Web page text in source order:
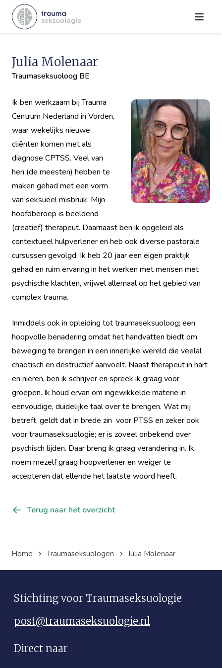
Menu
Julia Molenaar
Traumaseksuoloog BE
Ik ben werkzaam bij Trauma
Centrum Nederland in Vorden,
waar wekelijks nieuwe
cliënten komen met als
diagnose CPTSS. Veel van
hen (de meesten) hebben te
maken gehad met een vorm
van seksueel misbruik. Mijn
hoofdberoep is beeldend
(creatief) therapeut. Daarnaast ben ik opgeleid als
contextueel hulpverlener en heb ook diverse pastorale
cursussen gevolgd. Ik heb 20 jaar een eigen praktijk
gehad en ruim ervaring in het werken met mensen met
psychische klachten, vrijwel allemaal op het gebied van
complex trauma.
Inmiddels ook in opleiding tot traumaseksuoloog; een
hoopvolle benadering omdat het handvatten biedt om
beweging te brengen in een innerlijke wereld die veelal
chaotisch en destructief aanvoelt. Naast therapeut in hart
en nieren, ben ik schrijver en spreek ik graag voor
groepen. Ik houd ervan om ingewikkelde materie in
eenvoudige, duidelijke taal over te brengen. Wat mij
betreft, geldt dat in brede zin voor PTSS en zeker ook
voor traumaseksuologie; er is zoveel onbekend over
psychisch lijden. Daar breng ik graag verandering in. Ik
noem mezelf graag hoopverlener en weiger te
accepteren dat ellende het laatste woord heeft.
Terug naar het overzicht
Home Traumaseksuologen Julia Molenaar
Stichting voor Traumaseksuologie
post@traumaseksuologie.nl
Direct naar